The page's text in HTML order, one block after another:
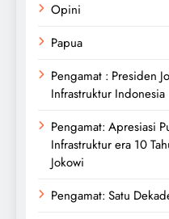
Opini
Papua
Pengamat : Presiden
Infrastruktur Indonesia
Pengamat: Apresiasi
Infrastruktur era 10
Jokowi
Pengamat: Satu